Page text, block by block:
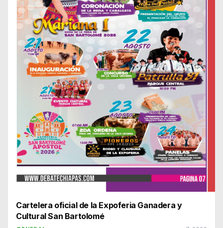
Cartelera oficial de la Expoferia Ganadera y
Cultural San Bartolomé